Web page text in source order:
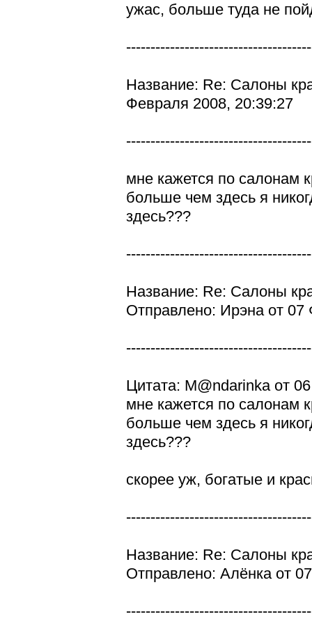
ужас, больше туда не
Название: Re: Салоны
Февраля 2008, 20:39:27
мне кажется по
больше чем здесь я
здесь???
Название: Re: Салоны
Отправлено: Ирэна от 07
Цитата: M@ndarinka от
мне кажется по
больше чем здесь я
здесь???
скорее уж, богатые и
Название: Re: Салоны
Отправлено: Алёнка от